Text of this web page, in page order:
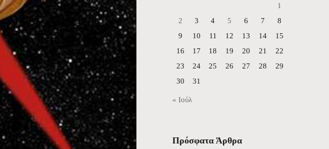
1
2
3 4 5 6 7
8
9
10 11 12 13 14
15
16
17 18 19 20 21
22
23
24 25 26 27 28
29
30
31
« Ιούλ
Πρόσφατα Άρθρα